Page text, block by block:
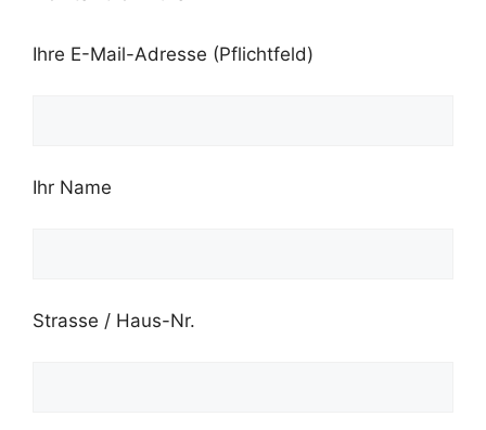
Ihre E-Mail-Adresse (Pflichtfeld)
Ihr Name
Strasse / Haus-Nr.